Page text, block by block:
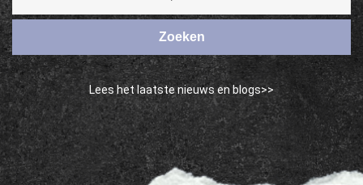
Zoeken
Lees het laatste nieuws en blogs>>